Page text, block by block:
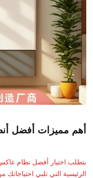
أهم مميزات أفضل
يتطلب اختيار أفضل نظام
الرئيسية التي تلبي